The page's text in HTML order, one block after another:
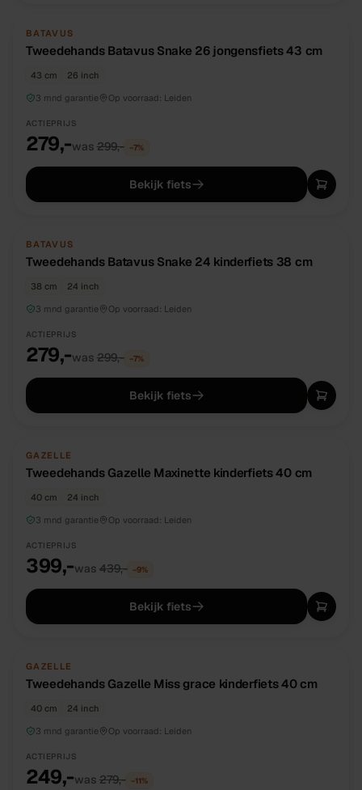
TWEEDEHANDS
BATAVUS
Tweedehands Batavus Snake 26 jongensfiets 43 cm
43 cm
26 inch
3 mnd garantie
Op voorraad: Leiden
ACTIEPRIJS
279,-was 299,- −7%
Bekijk fiets
TWEEDEHANDS
BATAVUS
Tweedehands Batavus Snake 24 kinderfiets 38 cm
38 cm
24 inch
3 mnd garantie
Op voorraad: Leiden
ACTIEPRIJS
279,-was 299,- −7%
Bekijk fiets
TWEEDEHANDS
GAZELLE
Tweedehands Gazelle Maxinette kinderfiets 40 cm
40 cm
24 inch
3 mnd garantie
Op voorraad: Leiden
ACTIEPRIJS
399,-was 439,- −9%
Bekijk fiets
TWEEDEHANDS
GAZELLE
Tweedehands Gazelle Miss grace kinderfiets 40 cm
40 cm
24 inch
3 mnd garantie
Op voorraad: Leiden
ACTIEPRIJS
249,-was 279,- −11%